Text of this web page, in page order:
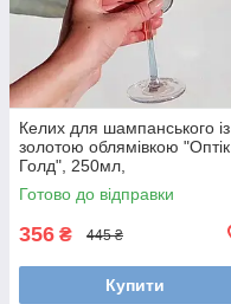
Келих для шампанського із
золотою облямівкою "Оптік
Голд", 250мл,
Перламутровий
Готово до відправки
356 ₴ 445 ₴
Купити